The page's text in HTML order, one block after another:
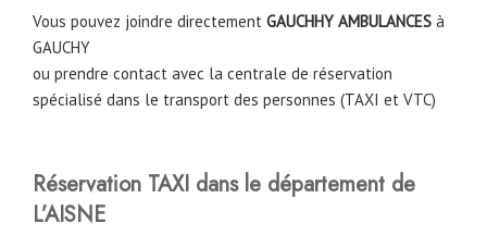
Vous pouvez joindre directement GAUCHHY AMBULANCES à
GAUCHY
ou prendre contact avec la centrale de réservation
spécialisé dans le transport des personnes (TAXI et VTC)
Réservation TAXI dans le département de
L’AISNE